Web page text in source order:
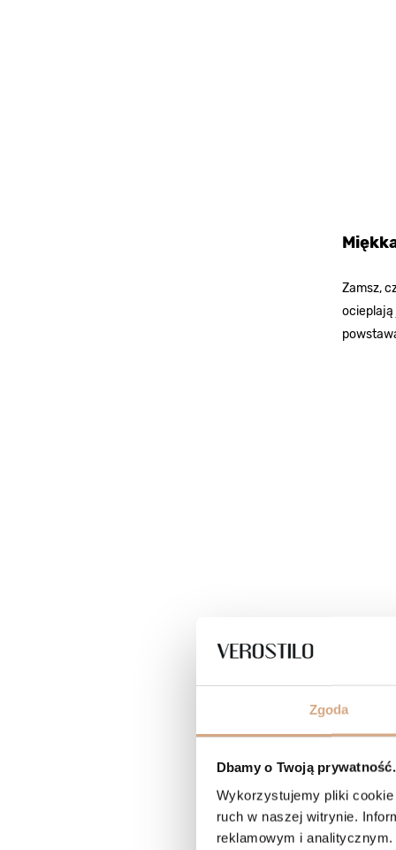
Zgoda
Dbamy o Twoją
Wykorzystujemy pliki
ruch w naszej witrynie.
reklamowym i
Zamsz,
ocieplają